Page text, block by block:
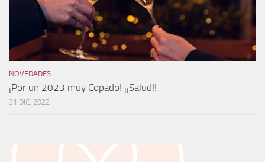
NOVEDADES
¡Por un 2023 muy Copado! ¡¡Salud!!
31 DIC, 2022